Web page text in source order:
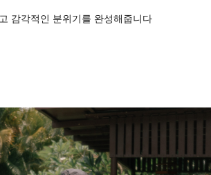
감각적인 분위기를 완성해줍니다